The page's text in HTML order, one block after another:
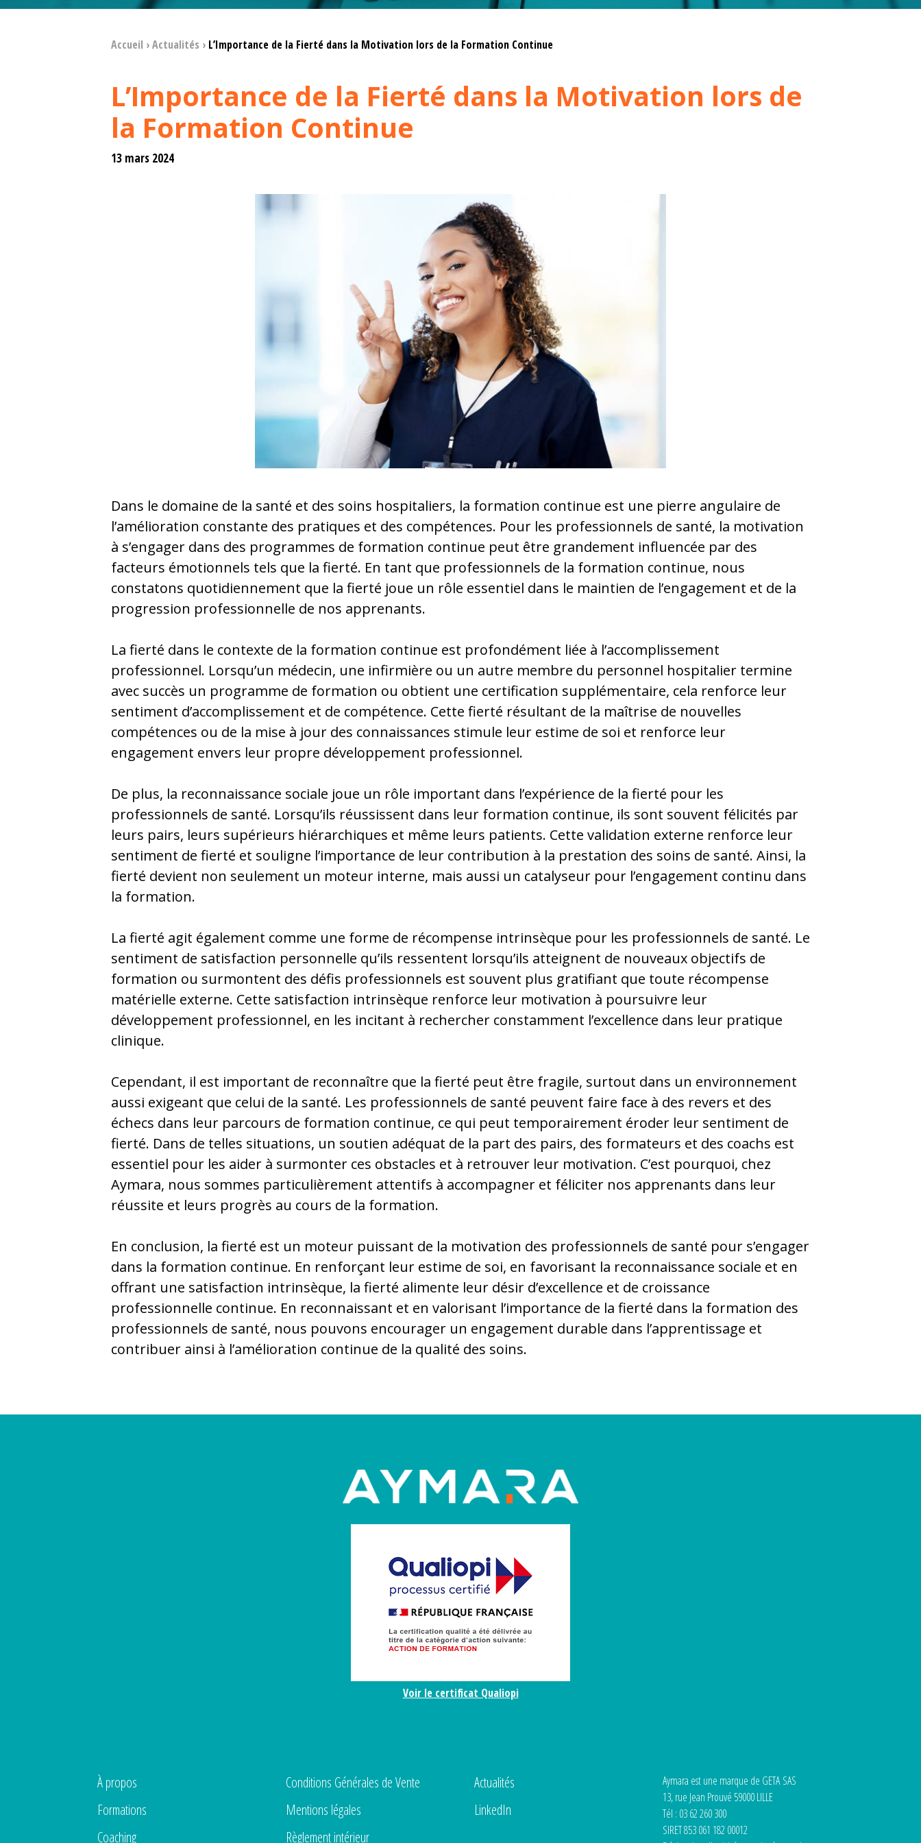
Accueil ›Actualités › L’Importance de la Fierté dans la Motivation lors de la Formation Continue
L’Importance de la Fierté dans la Motivation lors de
la Formation Continue
13 mars 2024
Dans le domaine de la santé et des soins hospitaliers, la formation continue est une pierre angulaire de
l’amélioration constante des pratiques et des compétences. Pour les professionnels de santé, la motivation
à s’engager dans des programmes de formation continue peut être grandement influencée par des
facteurs émotionnels tels que la fierté. En tant que professionnels de la formation continue, nous
constatons quotidiennement que la fierté joue un rôle essentiel dans le maintien de l’engagement et de la
progression professionnelle de nos apprenants.
La fierté dans le contexte de la formation continue est profondément liée à l’accomplissement
professionnel. Lorsqu’un médecin, une infirmière ou un autre membre du personnel hospitalier termine
avec succès un programme de formation ou obtient une certification supplémentaire, cela renforce leur
sentiment d’accomplissement et de compétence. Cette fierté résultant de la maîtrise de nouvelles
compétences ou de la mise à jour des connaissances stimule leur estime de soi et renforce leur
engagement envers leur propre développement professionnel.
De plus, la reconnaissance sociale joue un rôle important dans l’expérience de la fierté pour les
professionnels de santé. Lorsqu’ils réussissent dans leur formation continue, ils sont souvent félicités par
leurs pairs, leurs supérieurs hiérarchiques et même leurs patients. Cette validation externe renforce leur
sentiment de fierté et souligne l’importance de leur contribution à la prestation des soins de santé. Ainsi, la
fierté devient non seulement un moteur interne, mais aussi un catalyseur pour l’engagement continu dans
la formation.
La fierté agit également comme une forme de récompense intrinsèque pour les professionnels de santé. Le
sentiment de satisfaction personnelle qu’ils ressentent lorsqu’ils atteignent de nouveaux objectifs de
formation ou surmontent des défis professionnels est souvent plus gratifiant que toute récompense
matérielle externe. Cette satisfaction intrinsèque renforce leur motivation à poursuivre leur
développement professionnel, en les incitant à rechercher constamment l’excellence dans leur pratique
clinique.
Cependant, il est important de reconnaître que la fierté peut être fragile, surtout dans un environnement
aussi exigeant que celui de la santé. Les professionnels de santé peuvent faire face à des revers et des
échecs dans leur parcours de formation continue, ce qui peut temporairement éroder leur sentiment de
fierté. Dans de telles situations, un soutien adéquat de la part des pairs, des formateurs et des coachs est
essentiel pour les aider à surmonter ces obstacles et à retrouver leur motivation. C’est pourquoi, chez
Aymara, nous sommes particulièrement attentifs à accompagner et féliciter nos apprenants dans leur
réussite et leurs progrès au cours de la formation.
En conclusion, la fierté est un moteur puissant de la motivation des professionnels de santé pour s’engager
dans la formation continue. En renforçant leur estime de soi, en favorisant la reconnaissance sociale et en
offrant une satisfaction intrinsèque, la fierté alimente leur désir d’excellence et de croissance
professionnelle continue. En reconnaissant et en valorisant l’importance de la fierté dans la formation des
professionnels de santé, nous pouvons encourager un engagement durable dans l’apprentissage et
contribuer ainsi à l’amélioration continue de la qualité des soins.
Voir le certificat Qualiopi
À propos
Formations
Coaching
Conditions Générales de Vente
Mentions légales
Règlement intérieur
Actualités
LinkedIn
Aymara est une marque de GETA SAS
13, rue Jean Prouvé 59000 LILLE
Tél : 03 62 260 300
SIRET 853 061 182 00012